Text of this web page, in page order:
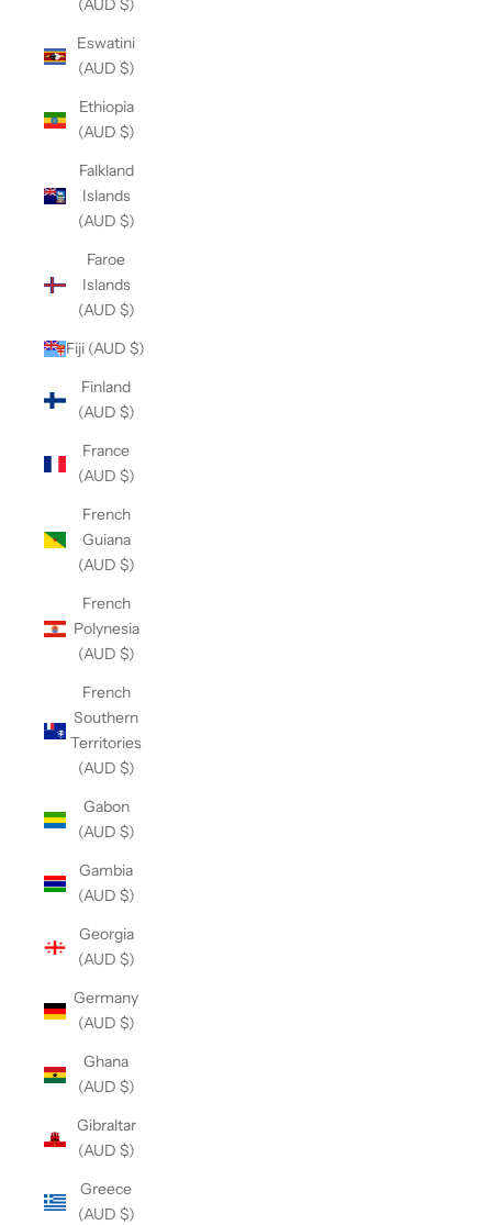
(AUD $)
Eswatini
(AUD $)
Ethiopia
(AUD $)
Falkland
Islands
(AUD $)
Faroe
Islands
(AUD $)
Fiji (AUD $)
Finland
(AUD $)
France
(AUD $)
French
Guiana
(AUD $)
French
Polynesia
(AUD $)
French
Southern
Territories
(AUD $)
Gabon
(AUD $)
Gambia
(AUD $)
Georgia
(AUD $)
Germany
(AUD $)
Ghana
(AUD $)
Gibraltar
(AUD $)
Greece
(AUD $)